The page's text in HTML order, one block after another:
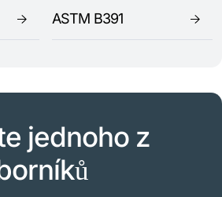
ASTM B391
jednoho z